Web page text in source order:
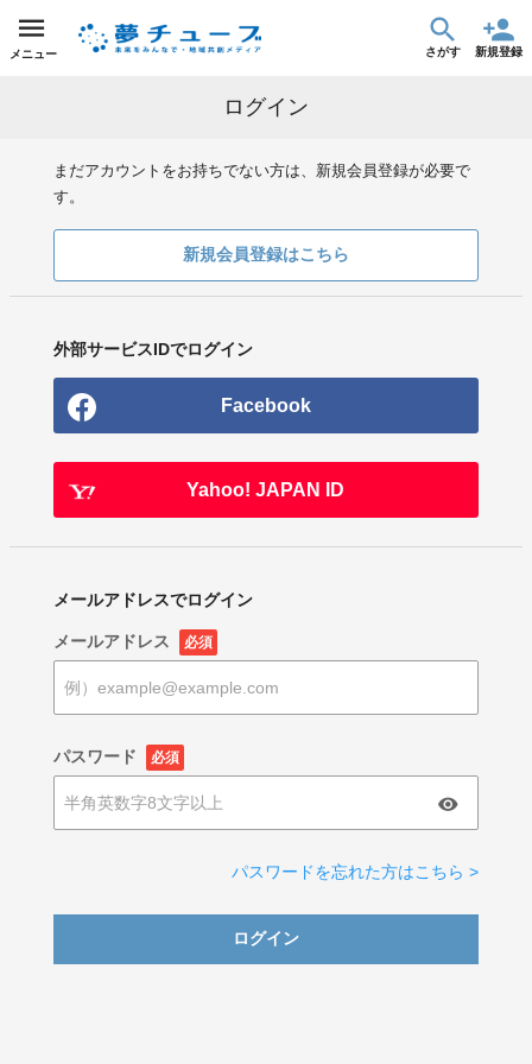
メニュー さがす 新規登録
ログイン
まだアカウントをお持ちでない方は、新規会員登録が必要で
す。
新規会員登録はこちら
外部サービスIDでログイン
Facebook
Yahoo! JAPAN ID
メールアドレスでログイン
メールアドレス 必須
パスワード 必須
パスワードを忘れた方はこちら >
ログイン